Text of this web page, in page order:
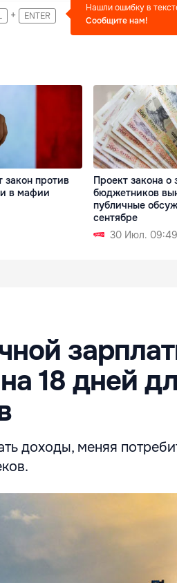
+ ENTER
Нашли ошибку в
Сообщите нам!
закон против
в мафии
Проект закона о
бюджетников
публичные
сентябре
30 Июл. 09:49
18 дней
доходы, меняя